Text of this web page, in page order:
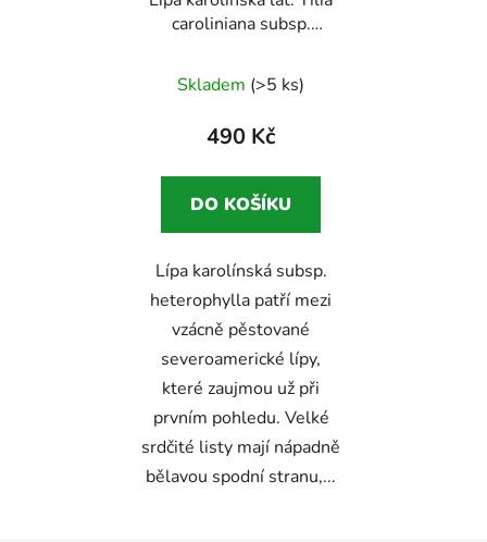
caroliniana subsp.
lípaNeobvyklá lípa pro
milovníky vzácných
Skladem (>5 ks)
490 Kč
DO KOŠÍKU
Lípa karolínská subsp.
heterophylla patří mezi
vzácně pěstované
severoamerické lípy,
které zaujmou už při
prvním pohledu. Velké
srdčité listy mají nápadně
bělavou spodní stranu,...